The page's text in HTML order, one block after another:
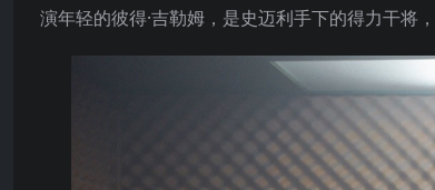
演年轻的彼得·吉勒姆，是史迈利手下的得力干将